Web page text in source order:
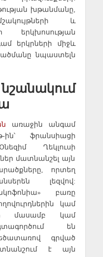
խթանմանը,
և
երկխոսության
երկրների միջև
նպաստելն
առաջին անգամ
ին՝ ֆրանսիացի
Ղեկլուսի
մատնանշել այն
որտեղ
լեզվով:
բառը
կամ
մասամբ կամ
են
գրված
է այն